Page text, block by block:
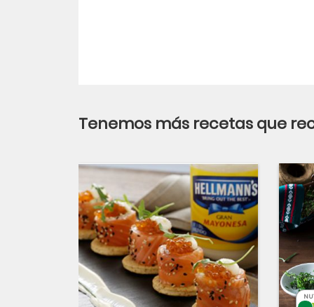
Tenemos más recetas que